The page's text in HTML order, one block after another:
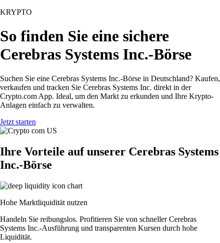
KRYPTO
So finden Sie eine sichere
Cerebras Systems Inc.-Börse
Suchen Sie eine Cerebras Systems Inc.-Börse in Deutschland? Kaufen,
verkaufen und tracken Sie Cerebras Systems Inc. direkt in der
Crypto.com App. Ideal, um den Markt zu erkunden und Ihre Krypto-
Anlagen einfach zu verwalten.
Jetzt starten
Ihre Vorteile auf unserer Cerebras Systems
Inc.-Börse
Hohe Marktliquidität nutzen
Handeln Sie reibungslos. Profitieren Sie von schneller Cerebras
Systems Inc.-Ausführung und transparenten Kursen durch hohe
Liquidität.